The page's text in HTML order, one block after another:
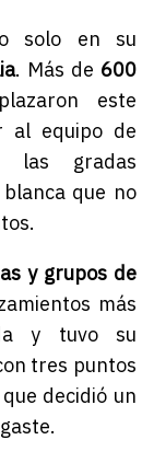
solo en su
. Más de 600
este
al equipo de
las gradas
que no
y grupos de
más
y tuvo su
tres puntos
decidió un